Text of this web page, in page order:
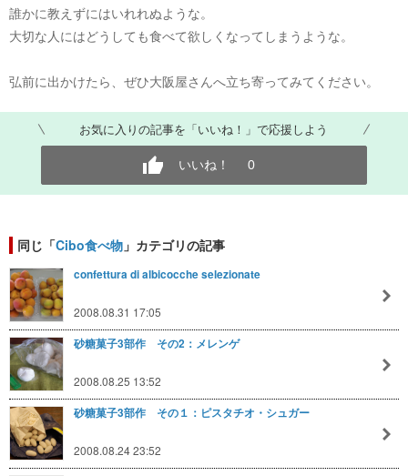
誰かに教えずにはいれれぬような。
大切な人にはどうしても食べて欲しくなってしまうような。
弘前に出かけたら、ぜひ大阪屋さんへ立ち寄ってみてください。
お気に入りの記事を「いいね！」で応援しよう
いいね！ 0
同じ「Cibo食べ物 」カテゴリの記事
confettura di albicocche selezionate
2008.08.31 17:05
砂糖菓子3部作 その2：メレンゲ
2008.08.25 13:52
砂糖菓子3部作 その１：ピスタチオ・シュガー
2008.08.24 23:52